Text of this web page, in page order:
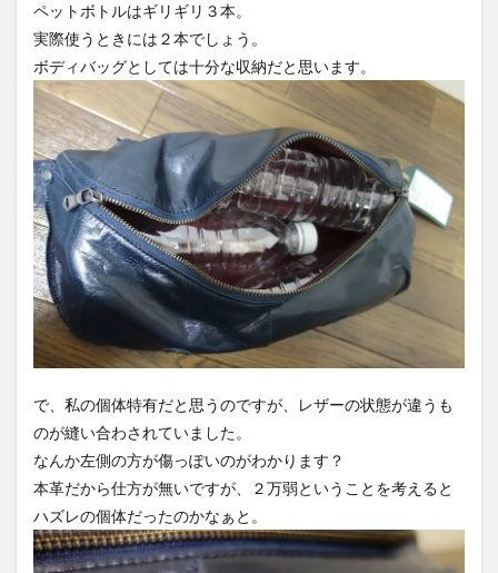
ペットボトルはギリギリ３本。
実際使うときには２本でしょう。
ボディバッグとしては十分な収納だと思います。
で、私の個体特有だと思うのですが、レザーの状態が違うも
のが縫い合わされていました。
なんか左側の方が傷っぽいのがわかります？
本革だから仕方が無いですが、２万弱ということを考えると
ハズレの個体だったのかなぁと。